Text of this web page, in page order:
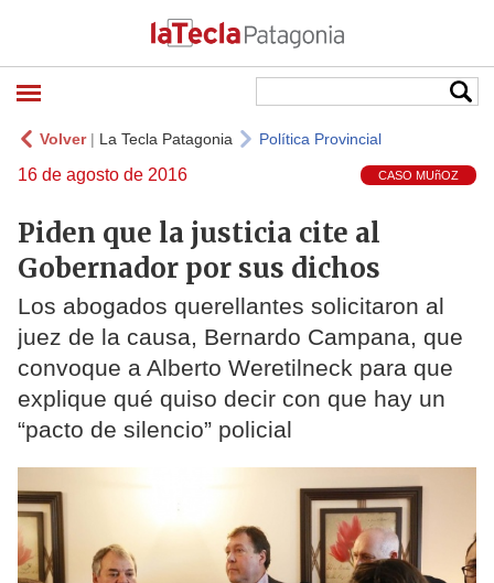
Volver| La Tecla Patagonia Política Provincial
16 de agosto de 2016 CASO MUñOZ
Piden que la justicia cite al
Gobernador por sus dichos
Los abogados querellantes solicitaron al
juez de la causa, Bernardo Campana, que
convoque a Alberto Weretilneck para que
explique qué quiso decir con que hay un
“pacto de silencio” policial